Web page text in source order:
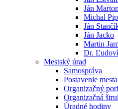
Ján Marton
Michal
Ján
Ján Jacko
Martin
Dr.
Mestský úrad
Samospráva
Postavenie mesta
Organizačný
Organizačná
Úradné hodiny